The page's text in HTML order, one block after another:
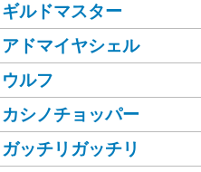
ギルドマスター
アドマイヤシェル
ウルフ
カシノチョッパー
ガッチリガッチリ